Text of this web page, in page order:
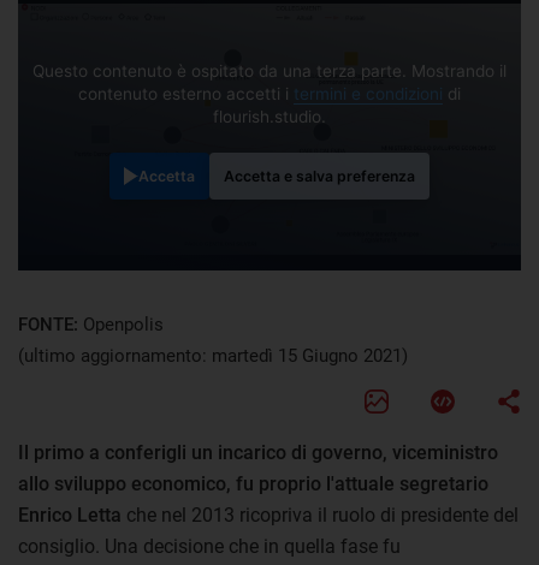
Questo contenuto è ospitato da una terza parte. Mostrando il
contenuto esterno accetti i termini e condizioni di
flourish.studio.
Accetta Accetta e salva preferenza
FONTE: Openpolis
(ultimo aggiornamento: martedì 15 Giugno 2021)
Il primo a conferigli un incarico di governo, viceministro
allo sviluppo economico, fu proprio l'attuale segretario
Enrico Letta che nel 2013 ricopriva il ruolo di presidente del
consiglio. Una decisione che in quella fase fu